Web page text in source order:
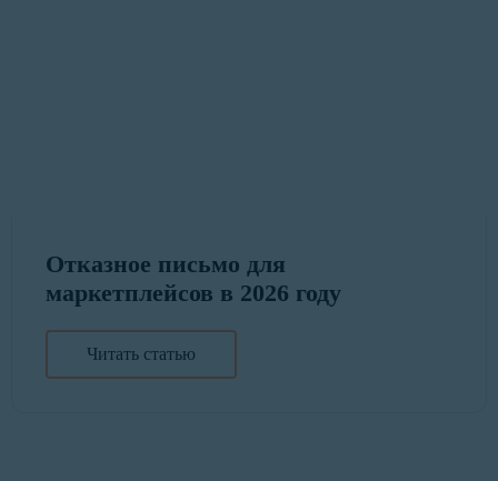
Отказное письмо для
маркетплейсов в 2026 году
Читать статью